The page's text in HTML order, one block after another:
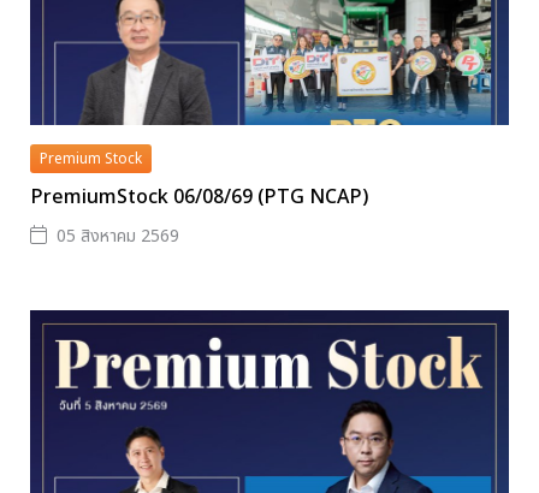
Premium Stock
PremiumStock 06/08/69 (PTG NCAP)
05 สิงหาคม 2569